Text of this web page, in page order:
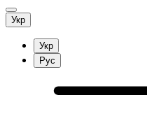
Укр
Укр
Рус